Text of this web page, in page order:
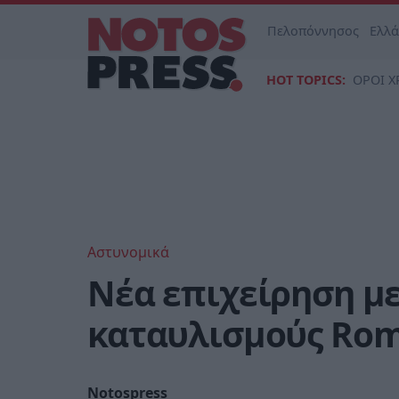
Πελοπόννησος
HOT TOPICS: ΟΡΟΙ
Αστυνομικά
Νέα επιχείρηση
καταυλισμούς
Notospress